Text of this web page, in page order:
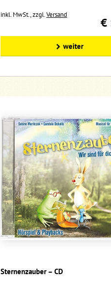
inkl. MwSt., zzgl.Versand
€
weiter
Sternenzauber – CD